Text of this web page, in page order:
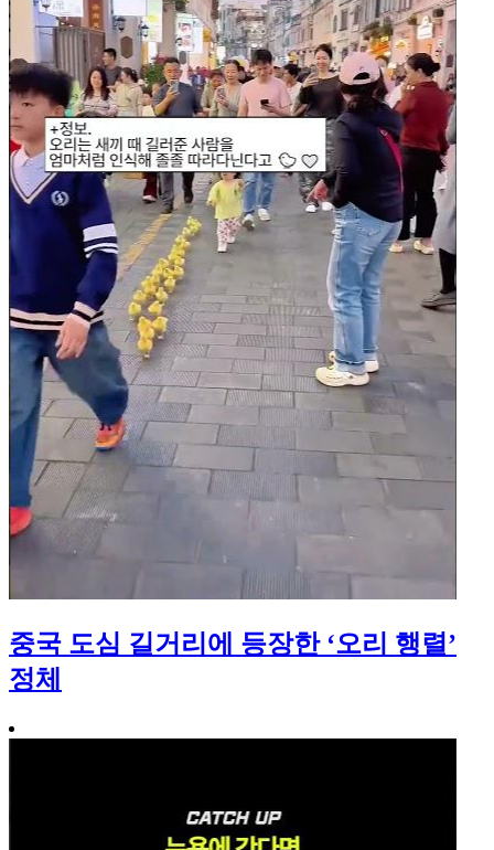
중국 도심 길거리에 등장한 ‘오리 행렬’
정체